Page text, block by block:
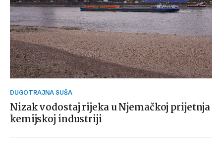
DUGOTRAJNA SUŠA
Nizak vodostaj rijeka u Njemačkoj prijetnja
kemijskoj industriji